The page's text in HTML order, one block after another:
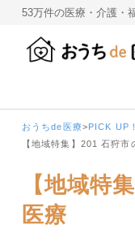
53万件の医療・介護・
おうちde医療>PICK UP
【地域特集】201 石狩市
【地域特
医療